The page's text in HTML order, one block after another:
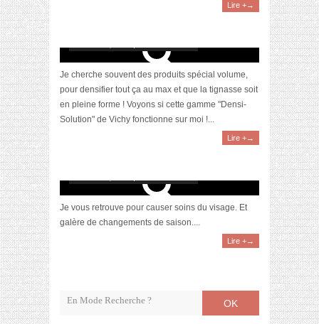
Lire +→
[Revue] DENSI-SOLUTIONS, la gamme volume
Je cherche souvent des produits spécial volume,
pour densifier tout ça au max et que la tignasse soit
en pleine forme ! Voyons si cette gamme "Densi-
Solution" de Vichy fonctionne sur moi !...
Lire +→
[Focus] Ma routine Normaderm anti-
Je vous retrouve pour causer soins du visage. Et
galère de changements de saison....
Lire +→
OK